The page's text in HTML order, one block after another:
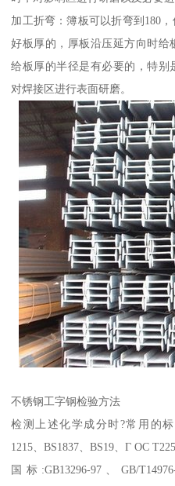
加工折弯：簿板可以折弯到180
好板厚的，厚板沿压延方向时
给板厚的半径是有必要的，特别
对焊接区进行表面研磨。
不锈钢工字钢检验方法
检测上述化学成分时?常用的标
1215、BS1837、BS19、Г ОС
国标:GB13296-97、GB/